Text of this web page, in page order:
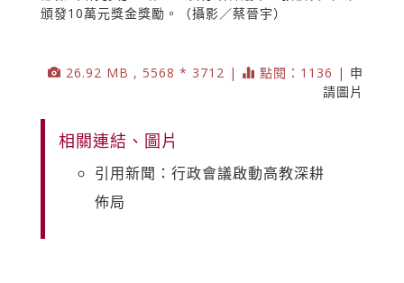
頒發10萬元獎金獎勵。（攝影／蔡晉宇）
26.92 MB , 5568 * 3712 | 點閱：1136 | 申
請圖片
相關連結、圖片
引用新聞：行政會議啟動高教深耕
佈局